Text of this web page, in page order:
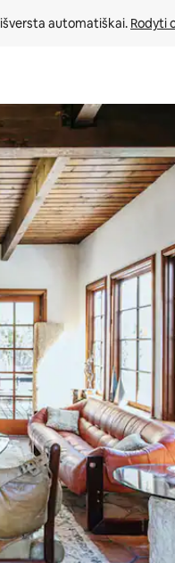
automatiškai. Rodyti
ir žemyn arba